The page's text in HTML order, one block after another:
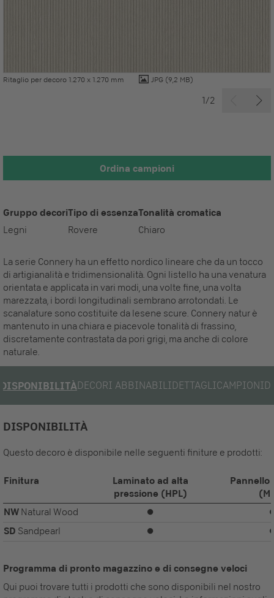
Ritaglio per decoro 1.270 x 1.270 mm JPG (9,2 MB)
1/2
Ordina campioni
Gruppo decori
Legni
Tipo di essenza
Rovere
Tonalità cromatica
Chiaro
La serie Connery ha un effetto nordico lineare che da un tocco
di artigianalità e tridimensionalità. Ogni listello ha una venatura
orientata e applicata in vari modi, una volte fine, una volta
marezzata, i bordi longitudinali sembrano arrotondati. Le
scanalature sono costituite da lesene scure. Connery natur è
mantenuto in una chiara e piacevole tonalità di frassino,
discretamente contrastata da pori grigi, ma anche di colore
naturale.
DISPONIBILITÀDECORI ABBINABILIDETTAGLICAMPIONI
DISPONIBILITÀ
Questo decoro è disponibile nelle seguenti finiture e prodotti:
Finitura
Laminato ad alta
pressione (HPL)
Pannello
NW Natural Wood ⏺
SD Sandpearl ⏺
Programma di pronto magazzino e di consegne veloci
Qui puoi trovare tutti i prodotti che sono disponibili nel nostro